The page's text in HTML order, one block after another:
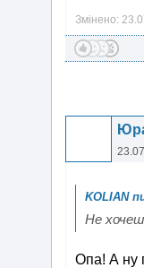
Змінено:
Не
Опа! А ну